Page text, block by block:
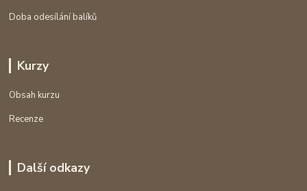
Doba odesílání balíků
Kurzy
Obsah kurzu
Recenze
Další odkazy